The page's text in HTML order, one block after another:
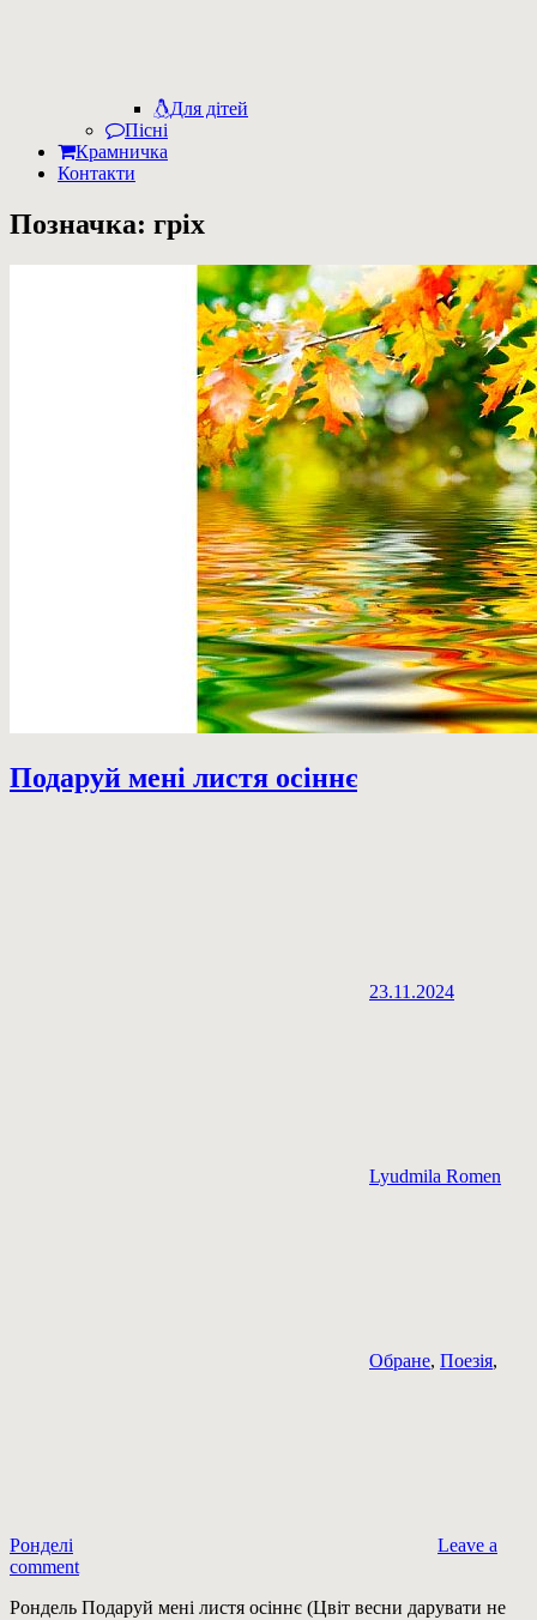
Для дітей
Пісні
Крамничка
Контакти
Позначка: гріх
Подаруй мені листя осіннє
23.11.2024
Lyudmila Romen
Обране, Поезія,
Ронделі
Leave a
comment
Рондель Подаруй мені листя осіннє (Цвіт весни дарувати не